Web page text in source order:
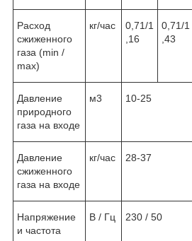
Расход
сжиженного
газа (min /
max)
кг/час
0,71/1
,16
0,71/1
,43
Давление
природного
газа на входе
м3 10-25
Давление
сжиженного
газа на входе
кг/час 28-37
Напряжение
и частота
В / Гц 230 / 50